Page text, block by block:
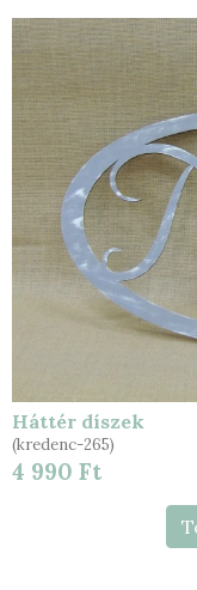
Háttér díszek
(kredenc-265)
4 990 Ft